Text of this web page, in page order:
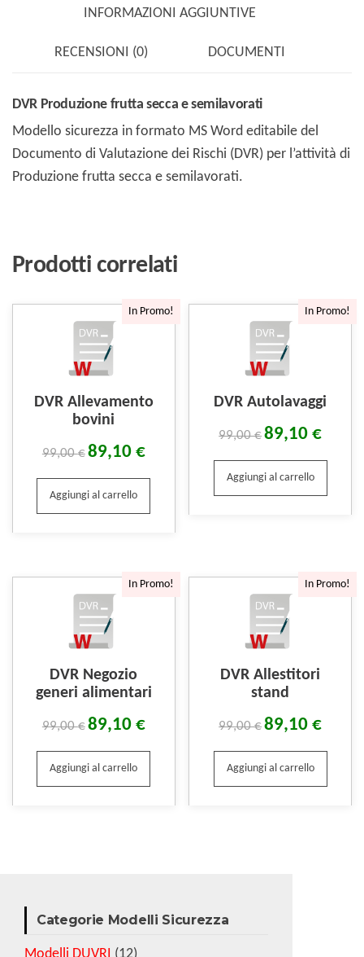
INFORMAZIONI AGGIUNTIVE
RECENSIONI (0) DOCUMENTI
DVR Produzione frutta secca e semilavorati
Modello sicurezza in formato MS Word editabile del
Documento di Valutazione dei Rischi (DVR) per l’attività di
Produzione frutta secca e semilavorati.
Prodotti correlati
In Promo!
DVR Allevamento
bovini
99,00€89,10 €
Aggiungi al carrello
In Promo!
DVR Autolavaggi
99,00€89,10€
Aggiungi al carrello
In Promo!
DVR Negozio
generi alimentari
99,00€89,10 €
Aggiungi al carrello
In Promo!
DVR Allestitori
stand
99,00€89,10€
Aggiungi al carrello
Categorie Modelli Sicurezza